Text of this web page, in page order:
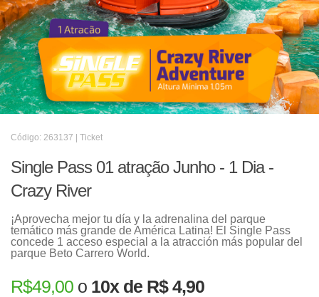
Código: 263137 | Ticket
Single Pass 01 atração Junho - 1 Dia -
Crazy River
¡Aprovecha mejor tu día y la adrenalina del parque
temático más grande de América Latina! El Single Pass
concede 1 acceso especial a la atracción más popular del
parque Beto Carrero World.
R$49,00 o 10x de R$ 4,90